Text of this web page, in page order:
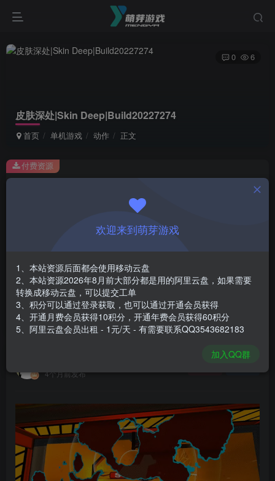
皮肤深处|Skin Deep|Build20227274
首页 单机游戏 动作 正文
0 6
此内容为付费资源，请付费后查看
￥1
免费
登录购买
安装包大小
游戏本体大小
5.87 GB
付费资源
4个月前发布
欢迎来到萌芽游戏
1、本站资源后面都会使用移动云盘
2、本站资源2026年8月前大部分都是用的阿里云盘，如果需要
转换成移动云盘，可以提交工单
3、积分可以通过登录获取，也可以通过开通会员获得
4、开通月费会员获得10积分，开通年费会员获得60积分
5、阿里云盘会员出租 - 1元/天 - 有需要联系QQ3543682183
加入QQ群